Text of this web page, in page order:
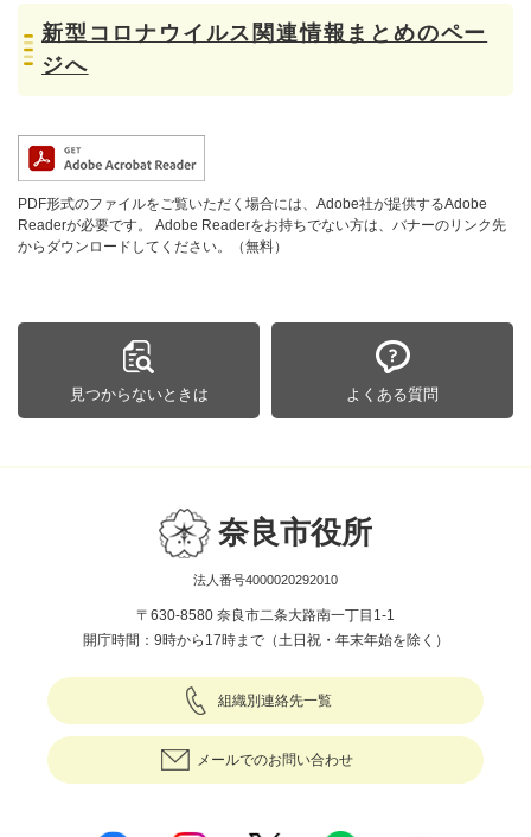
新型コロナウイルス関連情報まとめのペー
ジへ
PDF形式のファイルをご覧いただく場合には、Adobe社が提供するAdobe
Readerが必要です。
Adobe Readerをお持ちでない方は、バナーのリンク先
からダウンロードしてください。（無料）
見つからないときは よくある質問
奈良市役所
法人番号4000020292010
〒630-8580 奈良市二条大路南一丁目1-1
開庁時間：9時から17時まで（土日祝・年末年始を除く）
組織別連絡先一覧
メールでのお問い合わせ